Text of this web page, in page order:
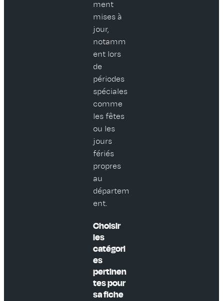
ment
mises à
jour,
notamm
ent lors
de
périodes
spéciales
comme
les fêtes
ou les
jours
fériés
propres
au
départem
ent.
Choisir
les
catégori
es
pertinen
tes pour
sa fiche